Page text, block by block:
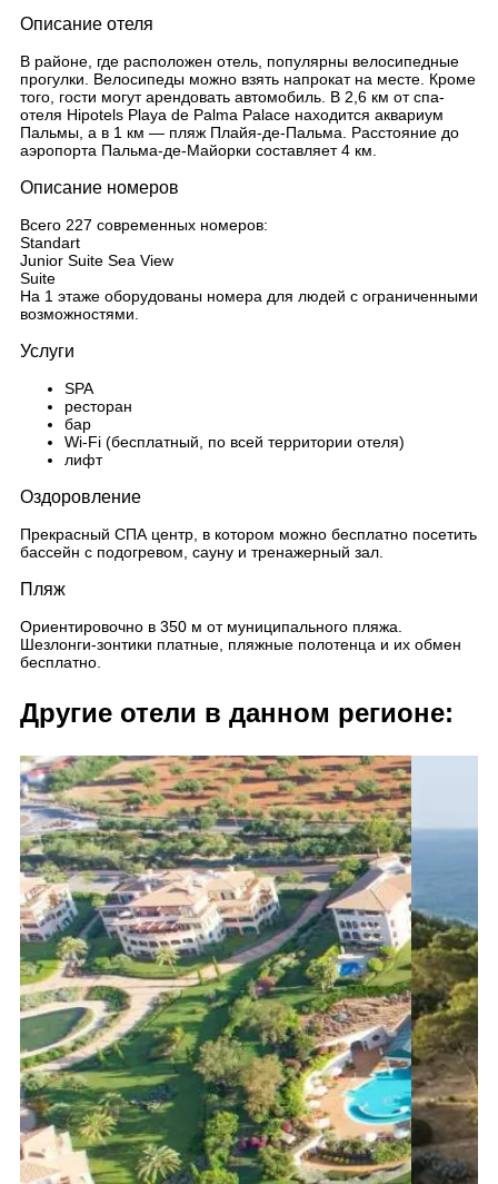
Описание отеля
В районе, где расположен отель, популярны велосипедные
прогулки. Велосипеды можно взять напрокат на месте. Кроме
того, гости могут арендовать автомобиль. В 2,6 км от спа-
отеля Hipotels Playa de Palma Palace находится аквариум
Пальмы, а в 1 км — пляж Плайя-де-Пальма. Расстояние до
аэропорта Пальма-де-Майорки составляет 4 км.
Описание номеров
Всего 227 современных номеров:
Standart
Junior Suite Sea View
Suite
На 1 этаже оборудованы номера для людей с ограниченными
возможностями.
Услуги
SPA
ресторан
бар
Wi-Fi (бесплатный, по всей территории отеля)
лифт
Оздоровление
Прекрасный СПА центр, в котором можно бесплатно посетить
бассейн с подогревом, сауну и тренажерный зал.
Пляж
Ориентировочно в 350 м от муниципального пляжа.
Шезлонги-зонтики платные, пляжные полотенца и их обмен
бесплатно.
Другие отели в данном регионе: